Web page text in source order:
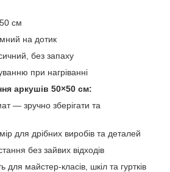
см
на дотик
без запаху
при нагріванні
аркушів 50×50 см:
— зручно зберігати та
для дрібних виробів та деталей
без зайвих відходів
для майстер-класів, шкіл та гуртків